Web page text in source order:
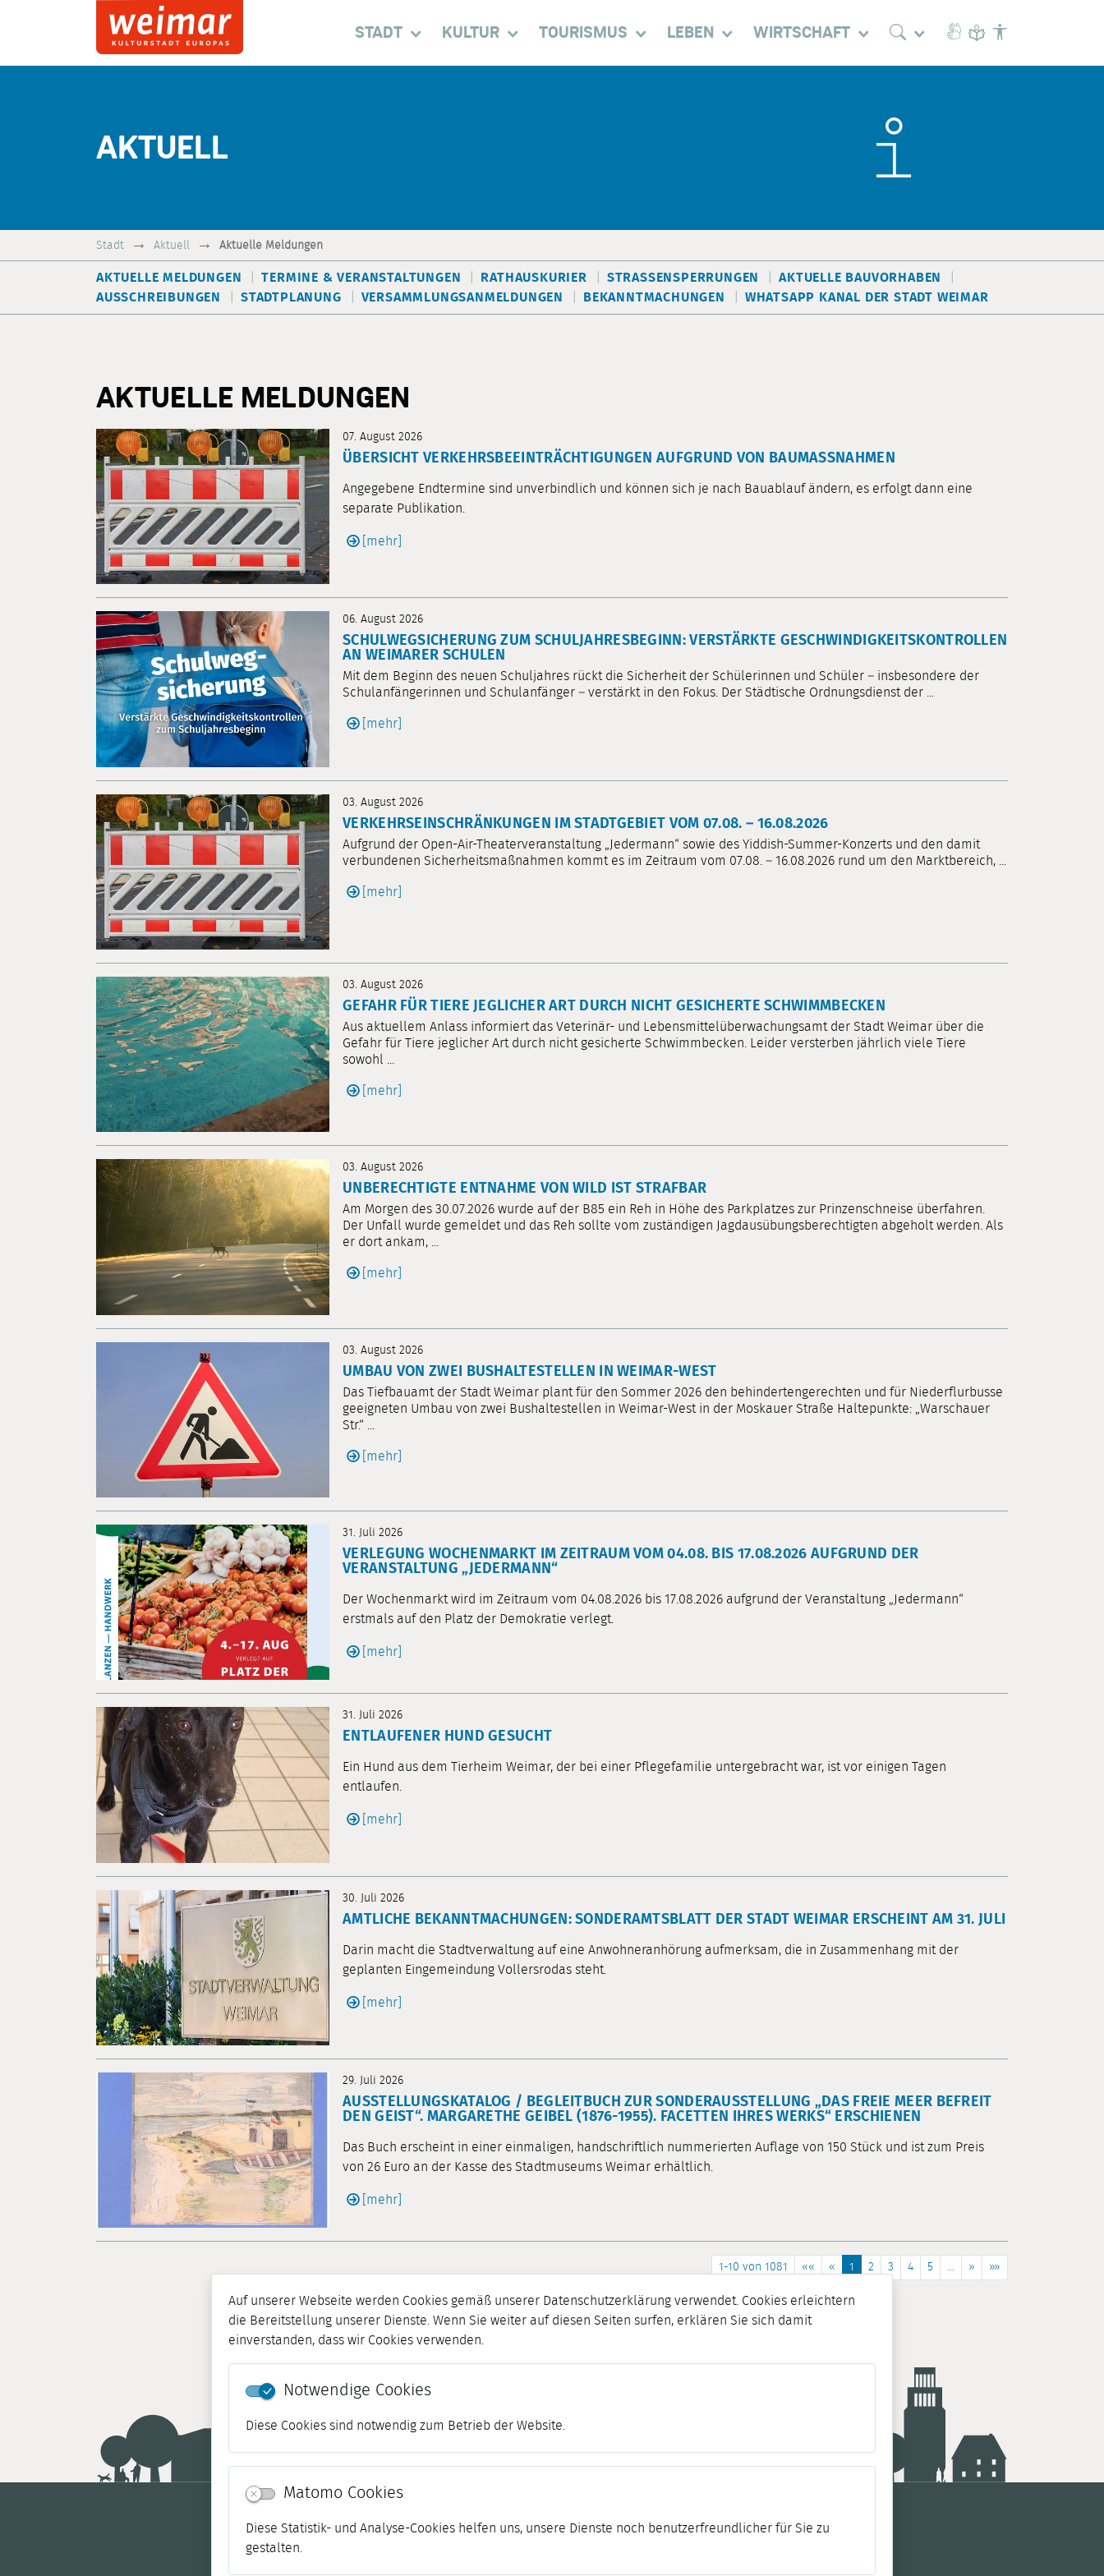
Auf unserer Webseite werden Cookies gemäß unserer Datenschutzerklärung verwendet. Cookies erleichtern
die Bereitstellung unserer Dienste. Wenn Sie weiter auf diesen Seiten surfen, erklären Sie sich damit
einverstanden, dass wir Cookies verwenden.
Notwendige Cookies
Diese Cookies sind notwendig zum Betrieb der Website.
Matomo Cookies
Diese Statistik- und Analyse-Cookies helfen uns, unsere Dienste noch benutzerfreundlicher für Sie zu
gestalten.
STADT KULTUR TOURISMUS LEBEN WIRTSCHAFT
AKTUELL
Stadt Aktuell Aktuelle Meldungen
AKTUELLE MELDUNGEN TERMINE & VERANSTALTUNGEN RATHAUSKURIER STRASSENSPERRUNGEN
AKTUELLE BAUVORHABEN
AUSSCHREIBUNGEN
STADTPLANUNG VERSAMMLUNGSANMELDUNGEN BEKANNTMACHUNGEN WHATSAPP KANAL DER STADT WEIMAR
AKTUELLE MELDUNGEN
07. August 2026
ÜBERSICHT VERKEHRSBEEINTRÄCHTIGUNGEN AUFGRUND VON BAUMASSNAHMEN
Angegebene Endtermine sind unverbindlich und können sich je nach Bauablauf ändern, es erfolgt dann eine
separate Publikation.
[mehr]
06. August 2026
SCHULWEGSICHERUNG ZUM SCHULJAHRESBEGINN: VERSTÄRKTE GESCHWINDIGKEITSKONTROLLEN
AN WEIMARER SCHULEN
Mit dem Beginn des neuen Schuljahres rückt die Sicherheit der Schülerinnen und Schüler – insbesondere der
Schulanfängerinnen und Schulanfänger – verstärkt in den Fokus. Der Städtische Ordnungsdienst der ...
[mehr]
03. August 2026
VERKEHRSEINSCHRÄNKUNGEN IM STADTGEBIET VOM 07.08. – 16.08.2026
Aufgrund der Open-Air-Theaterveranstaltung „Jedermann“ sowie des Yiddish-Summer-Konzerts und den damit
verbundenen Sicherheitsmaßnahmen kommt es im Zeitraum vom 07.08. – 16.08.2026 rund um den Marktbereich, ...
[mehr]
03. August 2026
GEFAHR FÜR TIERE JEGLICHER ART DURCH NICHT GESICHERTE SCHWIMMBECKEN
Aus aktuellem Anlass informiert das Veterinär- und Lebensmittelüberwachungsamt der Stadt Weimar über die
Gefahr für Tiere jeglicher Art durch nicht gesicherte Schwimmbecken. Leider versterben jährlich viele Tiere
sowohl ...
[mehr]
03. August 2026
UNBERECHTIGTE ENTNAHME VON WILD IST STRAFBAR
Am Morgen des 30.07.2026 wurde auf der B85 ein Reh in Höhe des Parkplatzes zur Prinzenschneise überfahren.
Der Unfall wurde gemeldet und das Reh sollte vom zuständigen Jagdausübungsberechtigten abgeholt werden. Als
er dort ankam, ...
[mehr]
03. August 2026
UMBAU VON ZWEI BUSHALTESTELLEN IN WEIMAR-WEST
Das Tiefbauamt der Stadt Weimar plant für den Sommer 2026 den behindertengerechten und für Niederflurbusse
geeigneten Umbau von zwei Bushaltestellen in Weimar-West in der Moskauer Straße Haltepunkte: „Warschauer
Str.“ ...
[mehr]
31. Juli 2026
VERLEGUNG WOCHENMARKT IM ZEITRAUM VOM 04.08. BIS 17.08.2026 AUFGRUND DER
VERANSTALTUNG „JEDERMANN“
Der Wochenmarkt wird im Zeitraum vom 04.08.2026 bis 17.08.2026 aufgrund der Veranstaltung „Jedermann“
erstmals auf den Platz der Demokratie verlegt.
[mehr]
31. Juli 2026
ENTLAUFENER HUND GESUCHT
Ein Hund aus dem Tierheim Weimar, der bei einer Pflegefamilie untergebracht war, ist vor einigen Tagen
entlaufen.
[mehr]
30. Juli 2026
AMTLICHE BEKANNTMACHUNGEN: SONDERAMTSBLATT DER STADT WEIMAR ERSCHEINT AM 31. JULI
Darin macht die Stadtverwaltung auf eine Anwohneranhörung aufmerksam, die in Zusammenhang mit der
geplanten Eingemeindung Vollersrodas steht.
[mehr]
29. Juli 2026
AUSSTELLUNGSKATALOG / BEGLEITBUCH ZUR SONDERAUSSTELLUNG „DAS FREIE MEER BEFREIT
DEN GEIST“. MARGARETHE GEIBEL (1876-1955). FACETTEN IHRES WERKS“ ERSCHIENEN
Das Buch erscheint in einer einmaligen, handschriftlich nummerierten Auflage von 150 Stück und ist zum Preis
von 26 Euro an der Kasse des Stadtmuseums Weimar erhältlich.
[mehr]
1-10 von 1081 «« « 1 2 3 4 5 ... » »»